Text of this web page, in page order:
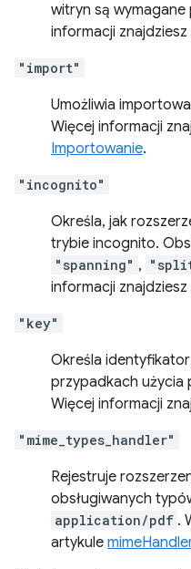
witryn są wymagane
informacji
"import"
Umożliwia
Więcej informacji
Importowanie.
"incognito"
Określa, jak
trybie incognito.
"spanning" ,
informacji
"key"
Określa
przypadkach użycia
Więcej informacji
"mime_types_handler"
Rejestruje
obsługiwanych
application/pdf .
artykule